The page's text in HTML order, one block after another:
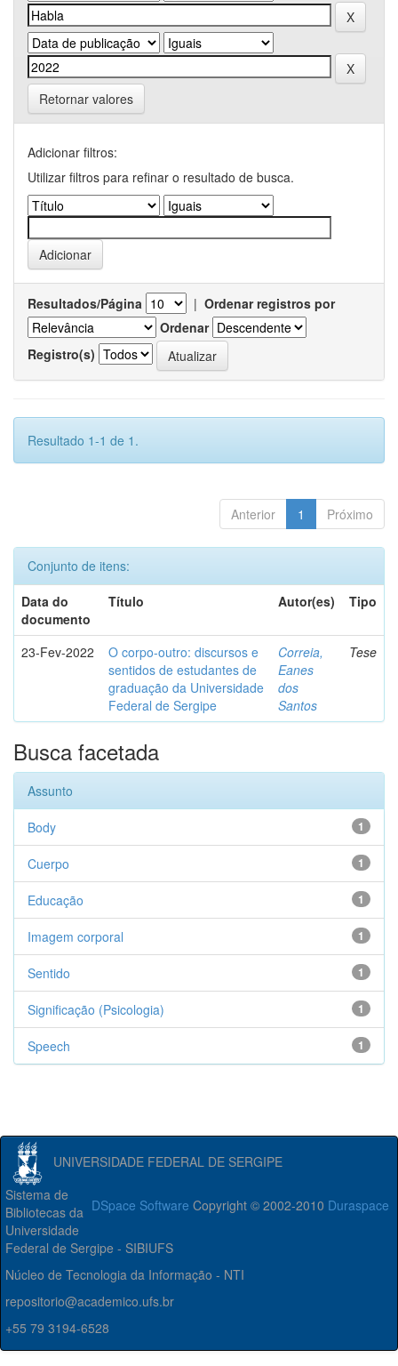
Retornar valores
Adicionar filtros:
Utilizar filtros para refinar o resultado de busca.
Resultados/Página | Ordenar registros por
Ordenar
Registro(s)
Resultado 1-1 de 1.
Anterior 1 Próximo
Conjunto de itens:
Data do
documento
Título Autor(es) Tipo
23-Fev-2022
O corpo-outro: discursos e
sentidos de estudantes de
graduação da Universidade
Federal de Sergipe
Correia,
Eanes
dos
Santos
Tese
Busca facetada
Assunto
1
Body
1
Cuerpo
1
Educação
1
Imagem corporal
1
Sentido
1
Significação (Psicologia)
1
Speech
UNIVERSIDADE FEDERAL DE SERGIPE
DSpace Software Copyright © 2002-2010 Duraspace
Sistema de
Bibliotecas da
Universidade
Federal de Sergipe - SIBIUFS
Núcleo de Tecnologia da Informação - NTI
repositorio@academico.ufs.br
+55 79 3194-6528